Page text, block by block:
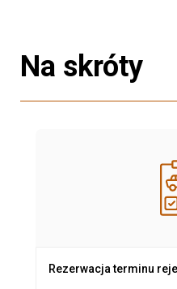
Na skróty
Rezerwacja terminu